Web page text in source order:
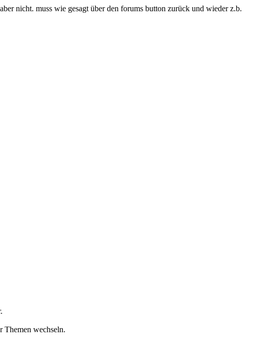
nicht. muss wie gesagt über den forums button zurück und wieder z.b.
Themen wechseln.